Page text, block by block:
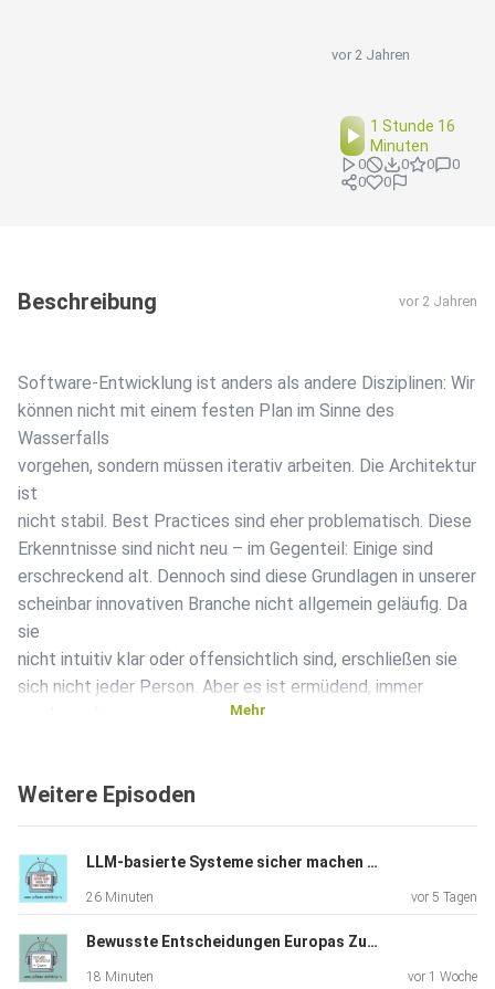
vor 2 Jahren
1 Stunde 16
Minuten
0 0 0
0
0
0
Beschreibung vor 2 Jahren
Software-Entwicklung ist anders als andere Disziplinen: Wir
können nicht mit einem festen Plan im Sinne des
Wasserfalls
vorgehen, sondern müssen iterativ arbeiten. Die Architektur
ist
nicht stabil. Best Practices sind eher problematisch. Diese
Erkenntnisse sind nicht neu – im Gegenteil: Einige sind
erschreckend alt. Dennoch sind diese Grundlagen in unserer
scheinbar innovativen Branche nicht allgemein geläufig. Da
sie
nicht intuitiv klar oder offensichtlich sind, erschließen sie
sich nicht jeder Person. Aber es ist ermüdend, immer
aus Neue vermitteln. Diese Themen sollten mindestens
IT-Professionals als unumstößliche Wahrheiten verankert
werden.
Dieser Talk könnte ein erster Schritt in diese Richtung sein.
Mehr
Weitere Episoden
LLM-basierte Systeme sicher machen mit Sönke Magnussen
26 Minuten vor 5 Tagen
Bewusste Entscheidungen Europas Zukunft liegt in unseren Händen (TechRiders Summit Special)
18 Minuten vor 1 Woche